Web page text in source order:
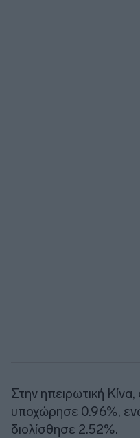
Στην ηπειρωτική
υποχώρησε 0.96%,
διολίσθησε 2.52%.